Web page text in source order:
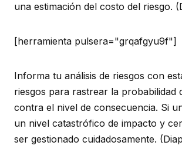
una estimación del costo del riesgo.
[herramienta pulsera="grqafgyu9f"]
Informa tu análisis de riesgos con
riesgos para rastrear la probabilidad
contra el nivel de consecuencia. Si
un nivel catastrófico de impacto y
ser gestionado cuidadosamente.